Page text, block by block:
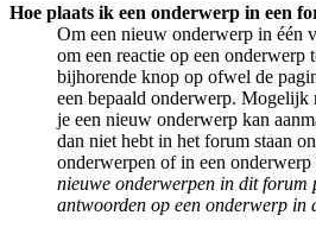
Hoe plaats ik een onderwerp in een
Om een nieuw onderwerp in één
om een reactie op een onderwerp
bijhorende knop op ofwel de
een bepaald onderwerp. Mogelijk
je een nieuw onderwerp kan
dan niet hebt in het forum staan
onderwerpen of in een
nieuwe onderwerpen in dit forum
antwoorden op een onderwerp in